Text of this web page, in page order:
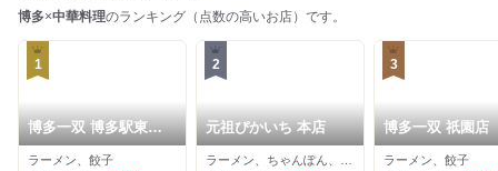
博多×中華料理のランキング（点数の高いお店）です。
1
博多一双 博多駅東本
店
ラーメン、餃子
2
元祖ぴかいち 本店
3
博多一双 祇園店
ラーメン、餃子